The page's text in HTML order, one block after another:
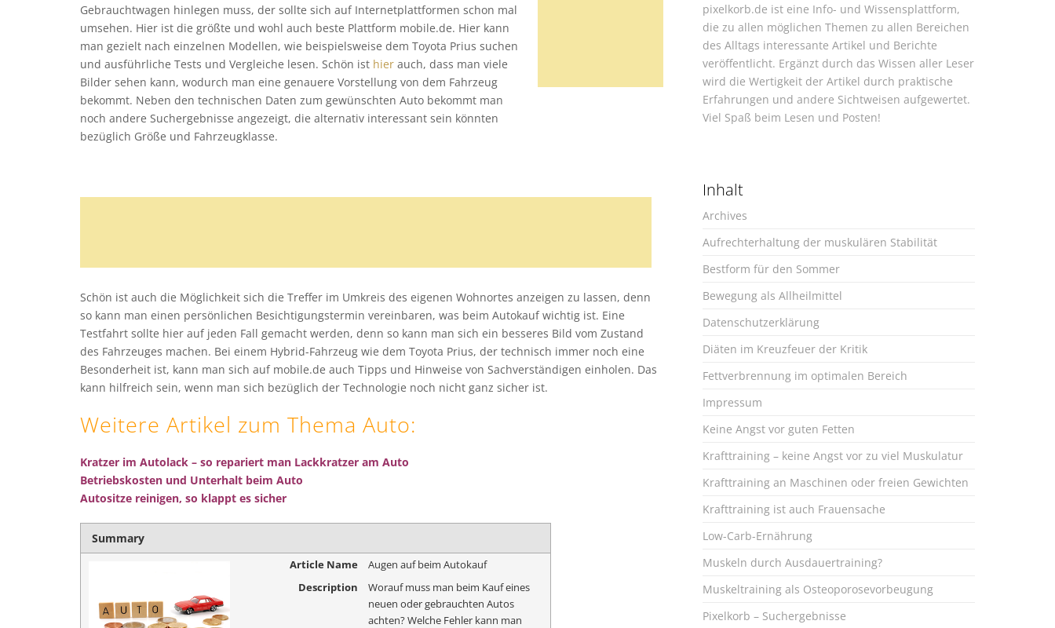
Gebrauchtwagen hinlegen muss, der sollte sich auf Internetplattformen schon mal
umsehen. Hier ist die größte und wohl auch beste Plattform mobile.de. Hier kann
man gezielt nach einzelnen Modellen, wie beispielsweise dem Toyota Prius suchen
und ausführliche Tests und Vergleiche lesen. Schön ist hier auch, dass man viele
Bilder sehen kann, wodurch man eine genauere Vorstellung von dem Fahrzeug
bekommt. Neben den technischen Daten zum gewünschten Auto bekommt man
noch andere Suchergebnisse angezeigt, die alternativ interessant sein könnten
bezüglich Größe und Fahrzeugklasse.
Schön ist auch die Möglichkeit sich die Treffer im Umkreis des eigenen Wohnortes anzeigen zu lassen, denn
so kann man einen persönlichen Besichtigungstermin vereinbaren, was beim Autokauf wichtig ist. Eine
Testfahrt sollte hier auf jeden Fall gemacht werden, denn so kann man sich ein besseres Bild vom Zustand
des Fahrzeuges machen. Bei einem Hybrid-Fahrzeug wie dem Toyota Prius, der technisch immer noch eine
Besonderheit ist, kann man sich auf mobile.de auch Tipps und Hinweise von Sachverständigen einholen. Das
kann hilfreich sein, wenn man sich bezüglich der Technologie noch nicht ganz sicher ist.
Weitere Artikel zum Thema Auto:
Kratzer im Autolack – so repariert man Lackkratzer am Auto
Betriebskosten und Unterhalt beim Auto
Autositze reinigen, so klappt es sicher
Summary
Article Name
Augen auf beim Autokauf
Description
Worauf muss man beim Kauf eines
neuen oder gebrauchten Autos
achten? Welche Fehler kann man
pixelkorb.de ist eine Info- und Wissensplattform,
die zu allen möglichen Themen zu allen Bereichen
des Alltags interessante Artikel und Berichte
veröffentlicht. Ergänzt durch das Wissen aller Leser
wird die Wertigkeit der Artikel durch praktische
Erfahrungen und andere Sichtweisen aufgewertet.
Viel Spaß beim Lesen und Posten!
Inhalt
Archives
Aufrechterhaltung der muskulären Stabilität
Bestform für den Sommer
Bewegung als Allheilmittel
Datenschutzerklärung
Diäten im Kreuzfeuer der Kritik
Fettverbrennung im optimalen Bereich
Impressum
Keine Angst vor guten Fetten
Krafttraining – keine Angst vor zu viel Muskulatur
Krafttraining an Maschinen oder freien Gewichten
Krafttraining ist auch Frauensache
Low-Carb-Ernährung
Muskeln durch Ausdauertraining?
Muskeltraining als Osteoporosevorbeugung
Pixelkorb – Suchergebnisse